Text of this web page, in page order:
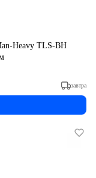
Heavy TLS-BH
завтра